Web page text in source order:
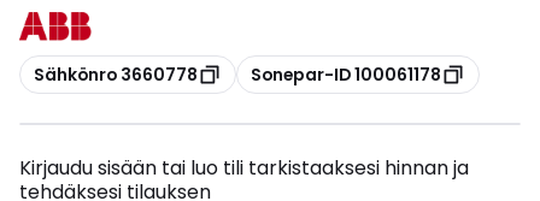
Kopioi
Sähkönro 3660778 Kopioi
Sonepar-ID 100061178
Kirjaudu sisään tai luo tili tarkistaaksesi hinnan ja
tehdäksesi tilauksen